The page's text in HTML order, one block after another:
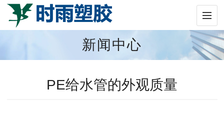
新闻中心
PE给水管的外观质量